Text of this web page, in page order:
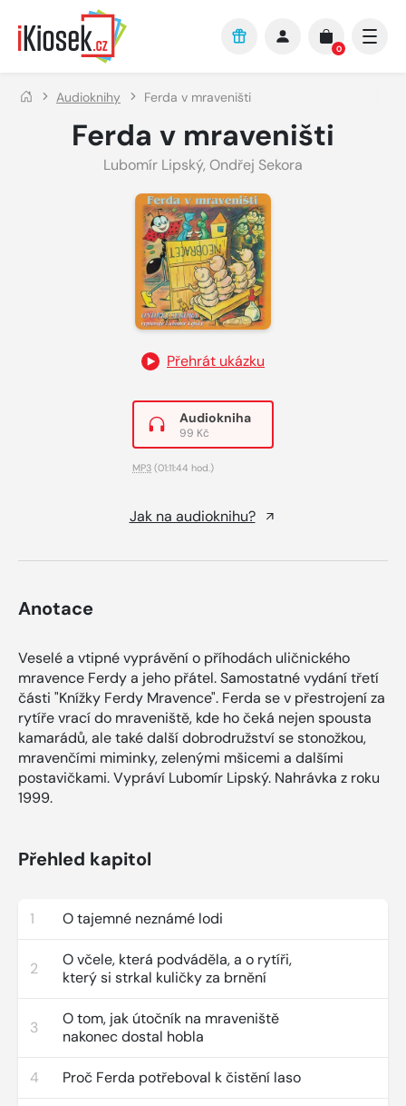
Přejít na hlavní obsah
0
Audioknihy Ferda v mraveništi
Ferda v mraveništi
Lubomír Lipský, Ondřej Sekora
Přehrát ukázku
Audiokniha
99 Kč
MP3 (01:11:44 hod.)
Jak na audioknihu?
Anotace
Veselé a vtipné vyprávění o příhodách uličnického
mravence Ferdy a jeho přátel. Samostatné vydání třetí
části "Knížky Ferdy Mravence". Ferda se v přestrojení za
rytíře vrací do mraveniště, kde ho čeká nejen spousta
kamarádů, ale také další dobrodružství se stonožkou,
mravenčími miminky, zelenými mšicemi a dalšími
postavičkami. Vypráví Lubomír Lipský. Nahrávka z roku
1999.
Přehled kapitol
1 O tajemné neznámé lodi
2
O včele, která podváděla, a o rytíři,
který si strkal kuličky za brnění
3
O tom, jak útočník na mraveniště
nakonec dostal hobla
4 Proč Ferda potřeboval k čistění laso